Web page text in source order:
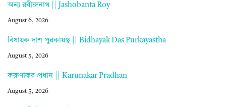
অন্য রবীন্দ্রনাথ || Jashobanta Roy
August 6, 2026
বিধায়ক দাশ পুরকায়স্থ || Bidhayak Das Purkayastha
August 5, 2026
করুণাকর প্রধান || Karunakar Pradhan
August 5, 2026